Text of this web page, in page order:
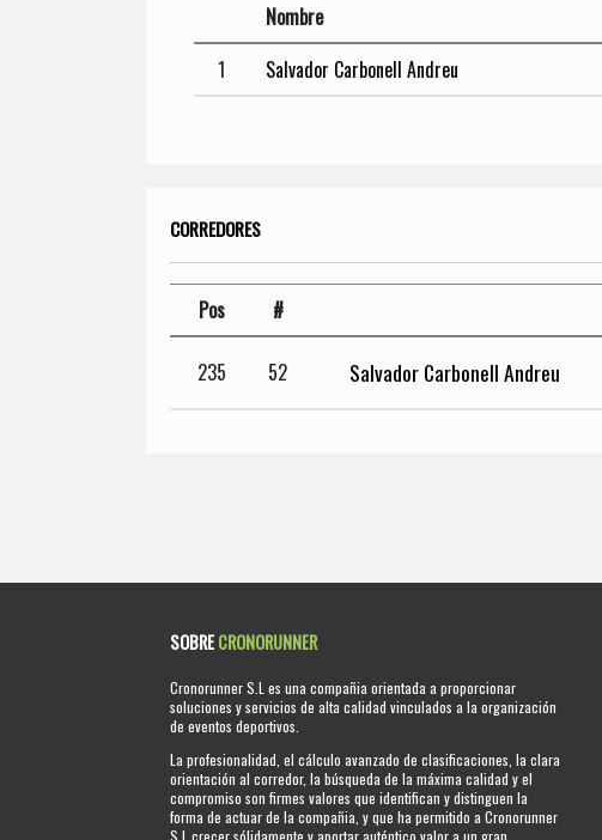
Nombre
1
Salvador Carbonell Andreu
CORREDORES
Pos #
235 52 Salvador Carbonell Andreu
SOBRECRONORUNNER
Cronorunner S.L es una compañia orientada a proporcionar
soluciones y servicios de alta calidad vinculados a la organización
de eventos deportivos.
La profesionalidad, el cálculo avanzado de clasificaciones, la clara
orientación al corredor, la búsqueda de la máxima calidad y el
compromiso son firmes valores que identifican y distinguen la
forma de actuar de la compañia, y que ha permitido a Cronorunner
S.L crecer sólidamente y aportar auténtico valor a un gran